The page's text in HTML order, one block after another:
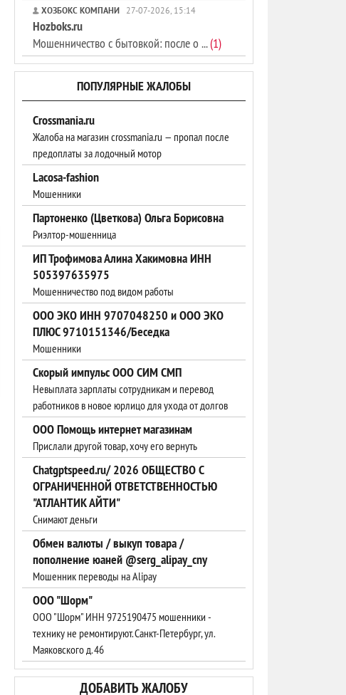
ХОЗБОКС КОМПАНИ 27-07-2026, 15:14
Hozboks.ru
Мошенничество с бытовкой: после о ...(1)
ПОПУЛЯРНЫЕ ЖАЛОБЫ
Crossmania.ru
Жалоба на магазин crossmania.ru — пропал после
предоплаты за лодочный мотор
Lacosa-fashion
Мошенники
Партоненко (Цветкова) Ольга Борисовна
Риэлтор-мошенница
ИП Трофимова Алина Хакимовна ИНН
505397635975
Мошенничество под видом работы
ООО ЭКО ИНН 9707048250 и ООО ЭКО
ПЛЮС 9710151346/Беседка
Мошенники
Скорый импульс ООО СИМ СМП
Невыплата зарплаты сотрудникам и перевод
работников в новое юрлицо для ухода от долгов
ООО Помощь интернет магазинам
Прислали другой товар, хочу его вернуть
Chatgptspeed.ru/ 2026 ОБЩЕСТВО С
ОГРАНИЧЕННОЙ ОТВЕТСТВЕННОСТЬЮ
"АТЛАНТИК АЙТИ"
Снимают деньги
Обмен валюты / выкуп товара /
пополнение юаней @serg_alipay_cny
Мошенник переводы на Alipay
ООО "Шорм"
ООО "Шорм" ИНН 9725190475 мошенники -
технику не ремонтируют. Санкт-Петербург, ул.
Маяковского д. 46
ДОБАВИТЬ ЖАЛОБУ